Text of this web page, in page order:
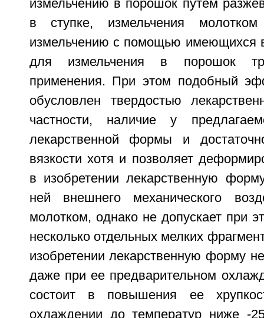
измельчению в порошок путем
в ступке, измельчения
измельчению с помощью имеющихся
для измельчения в порошок
применения. При этом подобный
обусловлен твердостью
частности, наличие у
лекарственной формы и
вязкости хотя и позволяет
в изобретении лекарственную
ней внешнего механического
молотком, однако не допускает при
несколько отдельных мелких
изобретении лекарственную форму
даже при ее предварительном
состоит в повышения ее
охлаждении до температур ниже -